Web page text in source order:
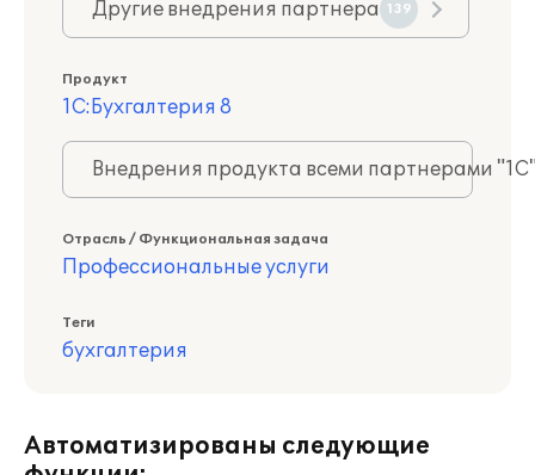
Другие внедрения партнера 139
Продукт
1С:Бухгалтерия 8
Внедрения продукта всеми партнерами
Отрасль / Функциональная задача
Профессиональные услуги
Теги
бухгалтерия
Автоматизированы следующие